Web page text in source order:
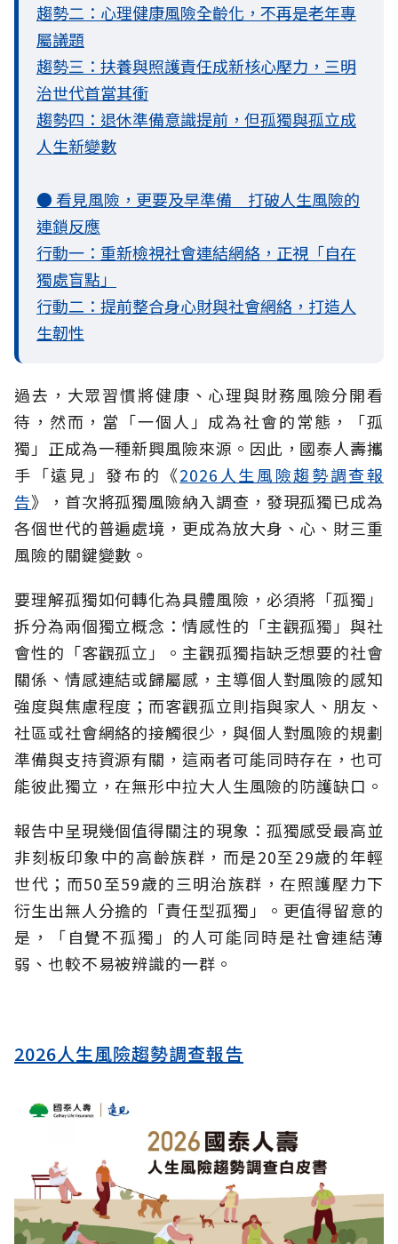
趨勢二：心理健康風險全齡化，不再是老年專
屬議題
趨勢三：扶養與照護責任成新核心壓力，三明
治世代首當其衝
趨勢四：退休準備意識提前，但孤獨與孤立成
人生新變數
● 看見風險，更要及早準備 打破人生風險的
連鎖反應
行動一：重新檢視社會連結網絡，正視「自在
獨處盲點」
行動二：提前整合身心財與社會網絡，打造人
生韌性
過去，大眾習慣將健康、心理與財務風險分開看
待，然而，當「一個人」成為社會的常態，「孤
獨」正成為一種新興風險來源。因此，國泰人壽攜
手「遠見」發布的《2026人生風險趨勢調查報
告》，首次將孤獨風險納入調查，發現孤獨已成為
各個世代的普遍處境，更成為放大身、心、財三重
風險的關鍵變數。
要理解孤獨如何轉化為具體風險，必須將「孤獨」
拆分為兩個獨立概念：情感性的「主觀孤獨」與社
會性的「客觀孤立」。主觀孤獨指缺乏想要的社會
關係、情感連結或歸屬感，主導個人對風險的感知
強度與焦慮程度；而客觀孤立則指與家人、朋友、
社區或社會網絡的接觸很少，與個人對風險的規劃
準備與支持資源有關，這兩者可能同時存在，也可
能彼此獨立，在無形中拉大人生風險的防護缺口。
報告中呈現幾個值得關注的現象：孤獨感受最高並
非刻板印象中的高齡族群，而是20至29歲的年輕
世代；而50至59歲的三明治族群，在照護壓力下
衍生出無人分擔的「責任型孤獨」。更值得留意的
是，「自覺不孤獨」的人可能同時是社會連結薄
弱、也較不易被辨識的一群。
2026人生風險趨勢調查報告